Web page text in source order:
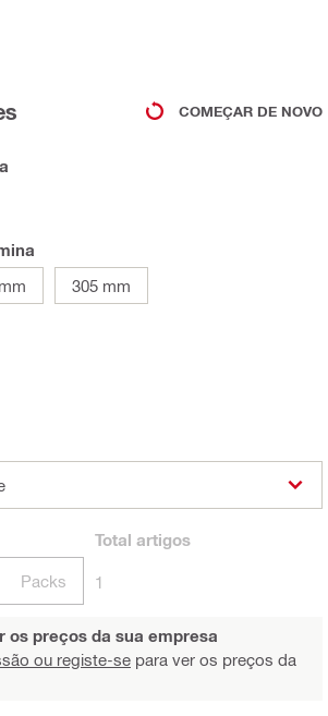
COMEÇAR DE NOVO
305 mm
Packs
Total artigos
1
os preços da sua empresa
ou registe-se para ver os preços da